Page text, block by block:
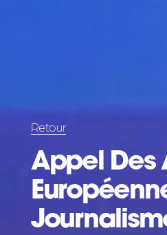
Retour
Appel Des